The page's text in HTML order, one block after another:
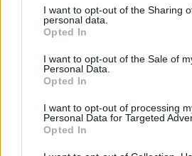
not limited to your visit or usage
grant or deny consent to Google and
use your data for below specified
consent section.
I want to opt-out of the Sharing
personal data.
Opted In
I want to opt-out of the Sale of
Personal Data.
Opted In
I want to opt-out of processing
Personal Data for Targeted
Opted In
vantaggiose; valuta
evitare affollamento; e
con feste patronali locali per
autentiche.
Infine, se l’obiettivo è una
i periodi freddi italiani, date
gennaio 2026o i ponti di